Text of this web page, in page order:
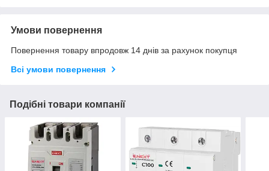
Умови повернення
Повернення товару впродовж 14 днів за рахунок покупця
Всі умови повернення
Подібні товари компанії